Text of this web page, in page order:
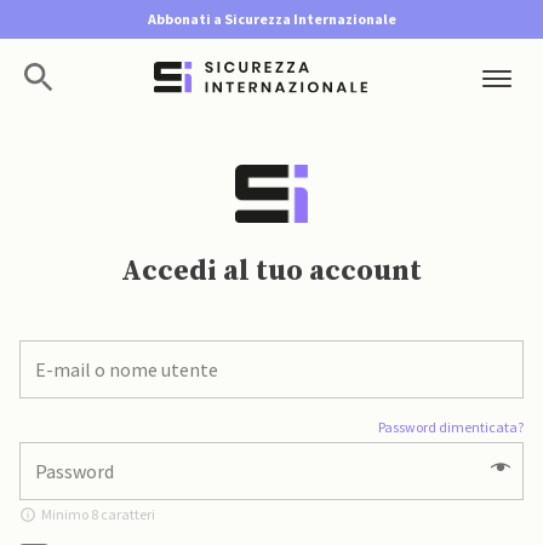
Abbonati a Sicurezza Internazionale
Accedi al tuo account
Password dimenticata?
Minimo 8 caratteri